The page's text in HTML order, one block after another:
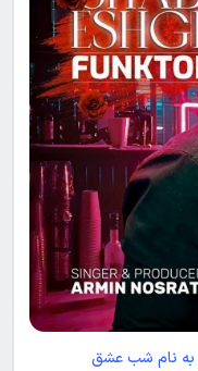
به نام شب عشق